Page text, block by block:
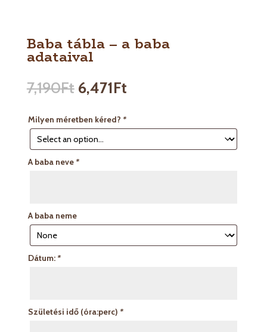
Baba tábla – a baba
adataival
7,190Ft 6,471Ft
Milyen méretben kéred? *
A baba neve*
A baba neme
Dátum:*
Születési idő (óra:perc) *